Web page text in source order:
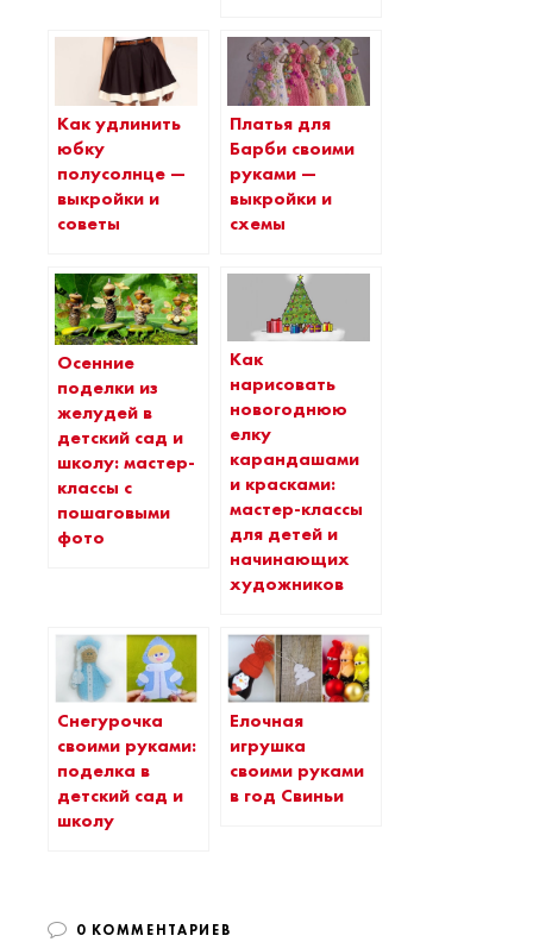
Как удлинить
юбку
полусолнце —
выкройки и
советы
Платья для
Барби своими
руками —
выкройки и
схемы
Осенние
поделки из
желудей в
детский сад и
школу: мастер-
классы с
пошаговыми
фото
Как
нарисовать
новогоднюю
елку
карандашами
и красками:
мастер-классы
для детей и
начинающих
художников
Снегурочка
своими руками:
поделка в
детский сад и
школу
Елочная
игрушка
своими руками
в год Свиньи
0 КОММЕНТАРИЕВ